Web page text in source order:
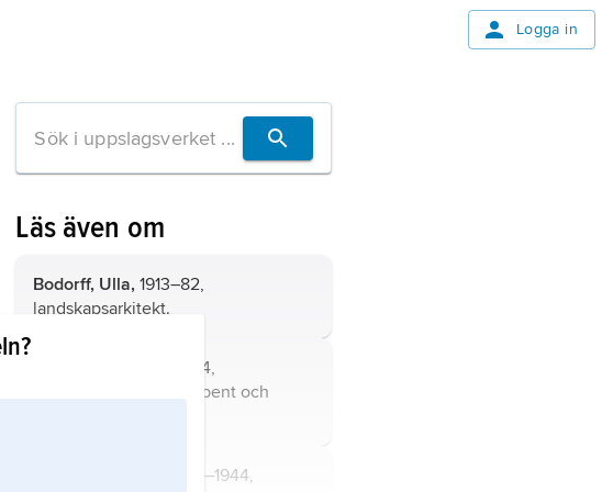
Logga in
Läs även om
Bodorff, Ulla, 1913–82,
landskapsarkitekt.
1919–74,
landskapsarkitekt, skribent och
1878–1944,